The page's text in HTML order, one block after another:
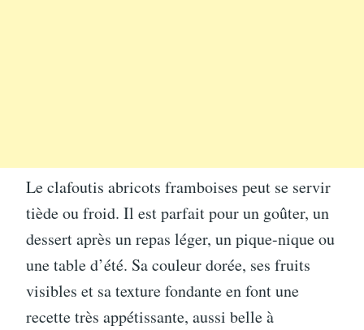
Le clafoutis abricots framboises peut se servir
tiède ou froid. Il est parfait pour un goûter, un
dessert après un repas léger, un pique-nique ou
une table d’été. Sa couleur dorée, ses fruits
visibles et sa texture fondante en font une
recette très appétissante, aussi belle à